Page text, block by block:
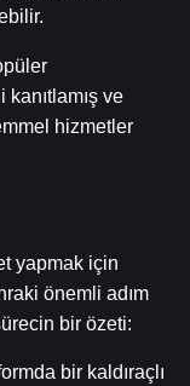
ve
hizmetler
yapmak için
önemli adım
bir özeti:
bir kaldıraçlı